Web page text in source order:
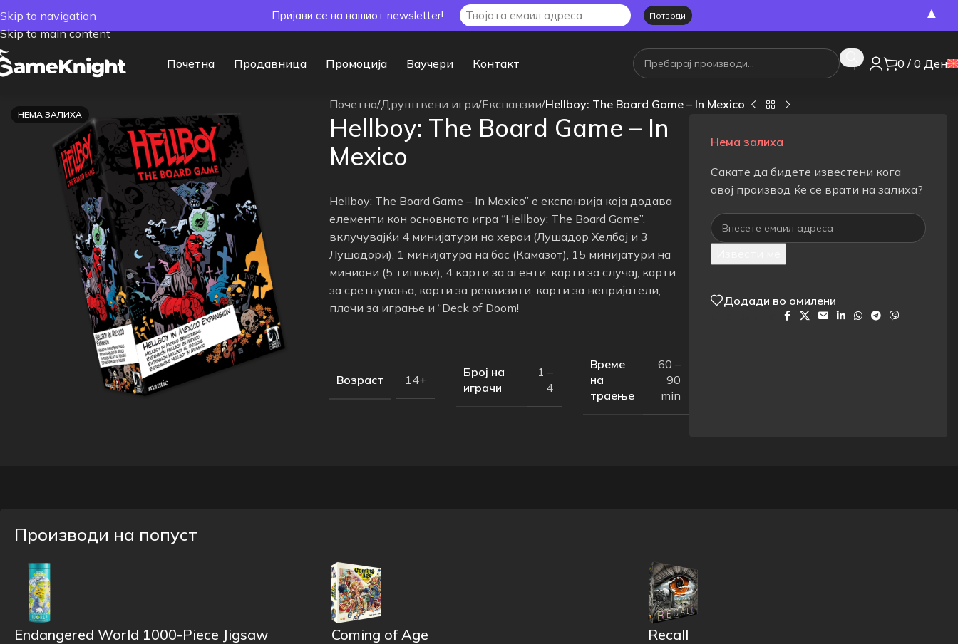
Skip to navigation
Skip to main content
Почетна Продавница Промоција Ваучери Контакт 0 / 0 Ден
НЕМА ЗАЛИХА
Почетна/Друштвени игри/Експанзии/Hellboy: The Board Game – In Mexico
Hellboy: The Board Game – In
Mexico
Hellboy: The Board Game – In Mexico” е експанзија која додава
елементи кон основната игра “Hellboy: The Board Game”,
вклучувајќи 4 минијатури на херои (Лушадор Хелбој и 3
Лушадори), 1 минијатура на бос (Камазот), 15 минијатури на
миниони (5 типови), 4 карти за агенти, карти за случај, карти
за сретнувања, карти за реквизити, карти за непријатели,
плочи за играње и “Deck of Doom!
Возраст 14+
Број на
играчи
1 –
4
Време
на
траење
60 –
90
min
Нема залиха
Сакате да бидете известени кога
овој производ ќе се врати на залиха?
Додади во омилени
Производи на попуст
Endangered World 1000-Piece Jigsaw
Coming of Age Recall
Пријави се на нашиот newsletter! ▲